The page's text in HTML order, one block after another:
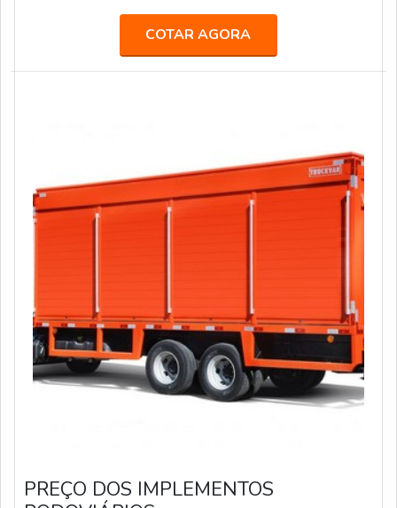
maior premiação de Live Marketing do mundo, na
categoria “Melhor Fornecedora”.A empresa já atendeu
grandes agências de comunicação, propaganda,
publicidade e live marketing, como África, BFerraz,
COTAR AGORA
PREÇO DOS IMPLEMENTOS